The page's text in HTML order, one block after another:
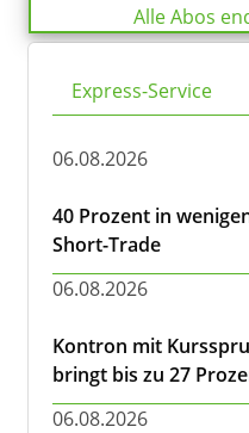
Alle Abos
Express-Service
06.08.2026
40 Prozent in
Short-Trade
06.08.2026
Kontron mit
bringt bis zu 27
06.08.2026